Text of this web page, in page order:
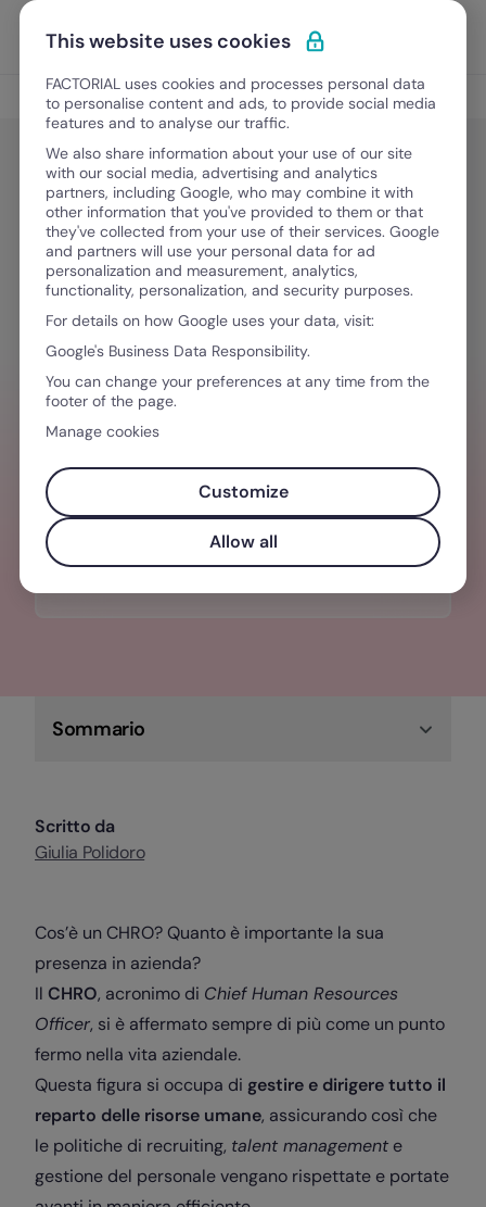
Vai al contenuto
Scopri Factorial
Gestione del personale
Gestione del personale
CHRO: chi è e di cosa si occupa un
Chief Human Resource Officer
26 Febbraio, 2026·4 minuti di lettura
HAI BISOGNO D´AIUTO PER GESTIRE I TEAM
Valorizza l'esperienza dei tuoi team con
una gestione del personale
centralizzata, semplice e veloce.
Sommario
Scritto da
Giulia Polidoro
Cos’è un CHRO? Quanto è importante la sua
presenza in azienda?
Il CHRO, acronimo di Chief Human Resources
Officer, si è affermato sempre di più come un punto
fermo nella vita aziendale.
Questa figura si occupa di gestire e dirigere tutto il
reparto delle risorse umane, assicurando così che
le politiche di recruiting, talent management e
gestione del personale vengano rispettate e portate
This website uses cookies
FACTORIAL uses cookies and processes personal data
to personalise content and ads, to provide social media
features and to analyse our traffic.
We also share information about your use of our site
with our social media, advertising and analytics
partners, including Google, who may combine it with
other information that you've provided to them or that
they've collected from your use of their services. Google
and partners will use your personal data for ad
personalization and measurement, analytics,
functionality, personalization, and security purposes.
For details on how Google uses your data, visit:
Google's Business Data Responsibility.
You can change your preferences at any time from the
footer of the page.
Manage cookies
Customize
Allow all